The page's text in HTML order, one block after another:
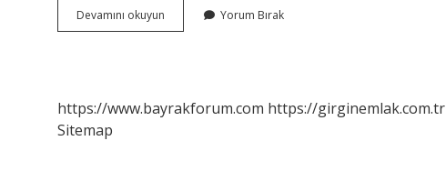
Devamını okuyun
Özellikleri
Yorum Bırak
https://www.bayrakforum.com https://girginemlak.com.tr
Sitemap